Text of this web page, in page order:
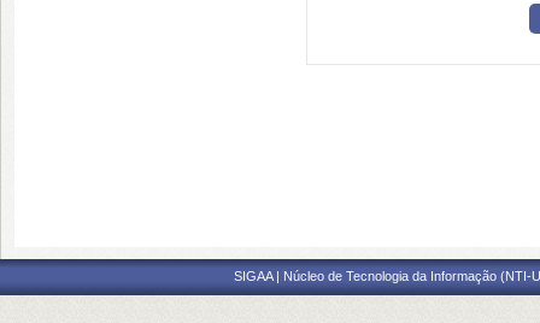
SIGAA | Núcleo de Tecnologia da Informação